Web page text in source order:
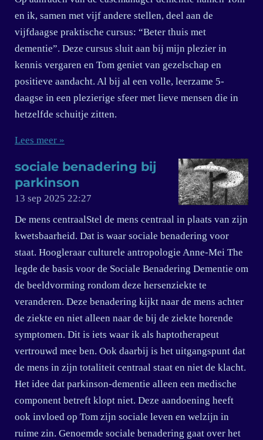
en ik, samen met vijf andere stellen, deel aan de
vijfdaagse praktische cursus: “Beter thuis met
dementie”. Deze cursus sluit aan bij mijn plezier in
kennis vergaren en Tom geniet van gezelschap en
positieve aandacht. Al bij al een volle, leerzame 5-
daagse in een plezierige sfeer met lieve mensen die in
hetzelfde schuitje zitten.
Lees meer »
sociale benadering bij
parkinson
13 sep 2025 22:27
De mens centraalStel de mens centraal in plaats van zijn
kwetsbaarheid. Dat is waar sociale benadering voor
staat. Hoogleraar culturele antropologie Anne-Mei The
legde de basis voor de Sociale Benadering Dementie om
de beeldvorming rondom deze hersenziekte te
veranderen. Deze benadering kijkt naar de mens achter
de ziekte en niet alleen naar de bij de ziekte horende
symptomen. Dit is iets waar ik als haptotherapeut
vertrouwd mee ben. Ook daarbij is het uitgangspunt dat
de mens in zijn totaliteit centraal staat en niet de klacht.
Het idee dat parkinson-dementie alleen een medische
component betreft klopt niet. Deze aandoening heeft
ook invloed op Tom zijn sociale leven en welzijn in
ruime zin. Genoemde sociale benadering gaat over het